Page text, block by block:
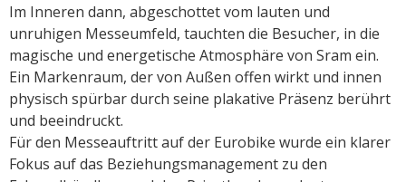
Im Inneren dann, abgeschottet vom lauten und
unruhigen Messeumfeld, tauchten die Besucher, in die
magische und energetische Atmosphäre von Sram ein.
Ein Markenraum, der von Außen offen wirkt und innen
physisch spürbar durch seine plakative Präsenz berührt
und beeindruckt.
Für den Messeauftritt auf der Eurobike wurde ein klarer
Fokus auf das Beziehungsmanagement zu den